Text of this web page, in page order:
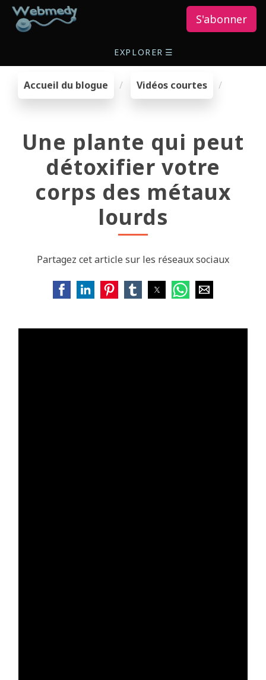
S'abonner
EXPLORER ☰
Accueil du blogue Vidéos courtes
Une plante qui peut
détoxifier votre
corps des métaux
lourds
Partagez cet article sur les réseaux sociaux